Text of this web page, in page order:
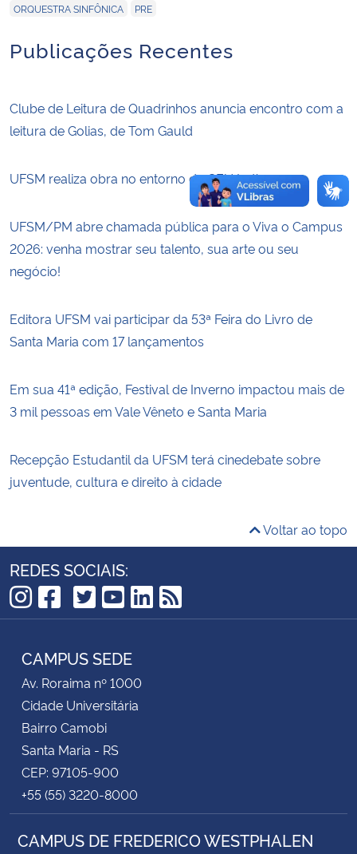
ORQUESTRA SINFÔNICA PRE
Publicações Recentes
Clube de Leitura de Quadrinhos anuncia encontro com a
leitura de Golias, de Tom Gauld
UFSM realiza obra no entorno da CEU Indígena
UFSM/PM abre chamada pública para o Viva o Campus
2026: venha mostrar seu talento, sua arte ou seu
negócio!
Editora UFSM vai participar da 53ª Feira do Livro de
Santa Maria com 17 lançamentos
Em sua 41ª edição, Festival de Inverno impactou mais de
3 mil pessoas em Vale Vêneto e Santa Maria
Recepção Estudantil da UFSM terá cinedebate sobre
juventude, cultura e direito à cidade
Voltar ao topo
REDES SOCIAIS:
Instagram
Facebook
TikTok
Twitter
YouTube
LinkedIn
RSS
CAMPUS SEDE
Av. Roraima nº 1000
Cidade Universitária
Bairro Camobi
Santa Maria - RS
CEP: 97105-900
+55 (55) 3220-8000
CAMPUS DE FREDERICO WESTPHALEN